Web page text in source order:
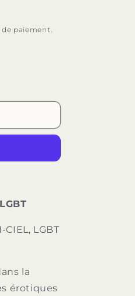
paiement.
CIEL, LGBT
la
érotiques